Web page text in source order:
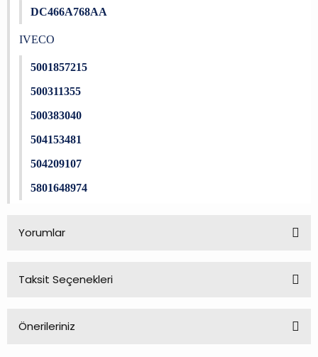
DC466A768AA
IVECO
5001857215
500311355
500383040
504153481
504209107
5801648974
Yorumlar
Taksit Seçenekleri
Önerileriniz